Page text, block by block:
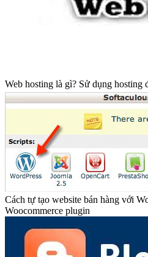
Web hosting là gì? Sử dụng hosting
Cách tự tạo website bán hàng với
Woocommerce plugin